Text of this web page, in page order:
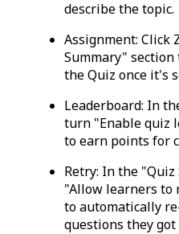
describe the topic.
Assignment: Click
Summary" section
the Quiz once it's
Leaderboard: In
turn "Enable quiz
to earn points for
Retry: In the
"Allow learners to
to automatically
questions they